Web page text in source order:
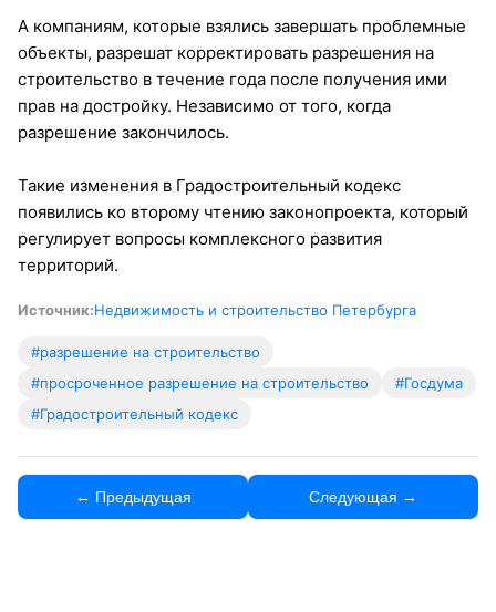
А компаниям, которые взялись завершать проблемные
объекты, разрешат корректировать разрешения на
строительство в течение года после получения ими
прав на достройку. Независимо от того, когда
разрешение закончилось.
Такие изменения в Градостроительный кодекс
появились ко второму чтению законопроекта, который
регулирует вопросы комплексного развития
территорий.
Источник:Недвижимость и строительство Петербурга
#разрешение на строительство
#просроченное разрешение на строительство
#Госдума
#Градостроительный кодекс
← Предыдущая Следующая →